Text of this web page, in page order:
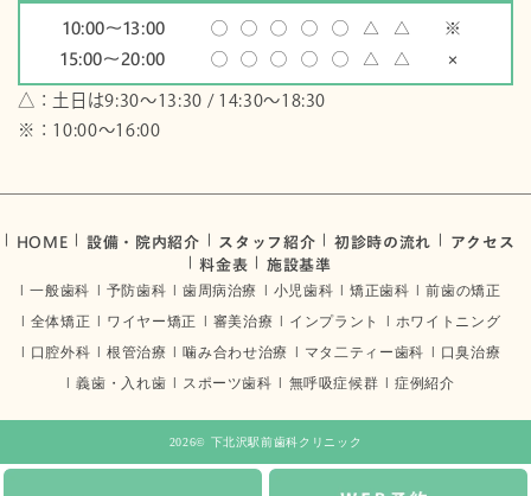
10:00〜13:00
◯ ◯ ◯ ◯ ◯ △ △
※
15:00〜20:00
◯ ◯ ◯ ◯ ◯ △ △ ×
△：土日は9:30～13:30 / 14:30～18:30
※：10:00〜16:00
HOME 設備・院内紹介 スタッフ紹介 初診時の流れ
アクセス
料金表
施設基準
一般歯科 予防歯科 歯周病治療 小児歯科 矯正歯科
前歯の矯正
全体矯正
ワイヤー矯正 審美治療 インプラント
ホワイトニング
口腔外科
根管治療 噛み合わせ治療 マタ二ティー歯科
口臭治療
義歯・入れ歯
スポーツ歯科 無呼吸症候群 症例紹介
2026© 下北沢駅前歯科クリニック